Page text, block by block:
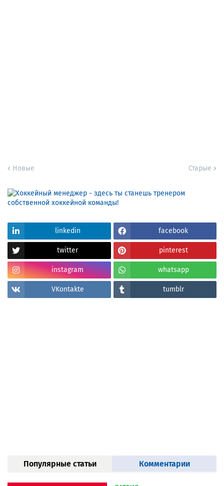
Новые Старые
linkedin facebook
twitter pinterest
instagram whatsapp
VKontakte tumblr
Популярные статьи Комментарии